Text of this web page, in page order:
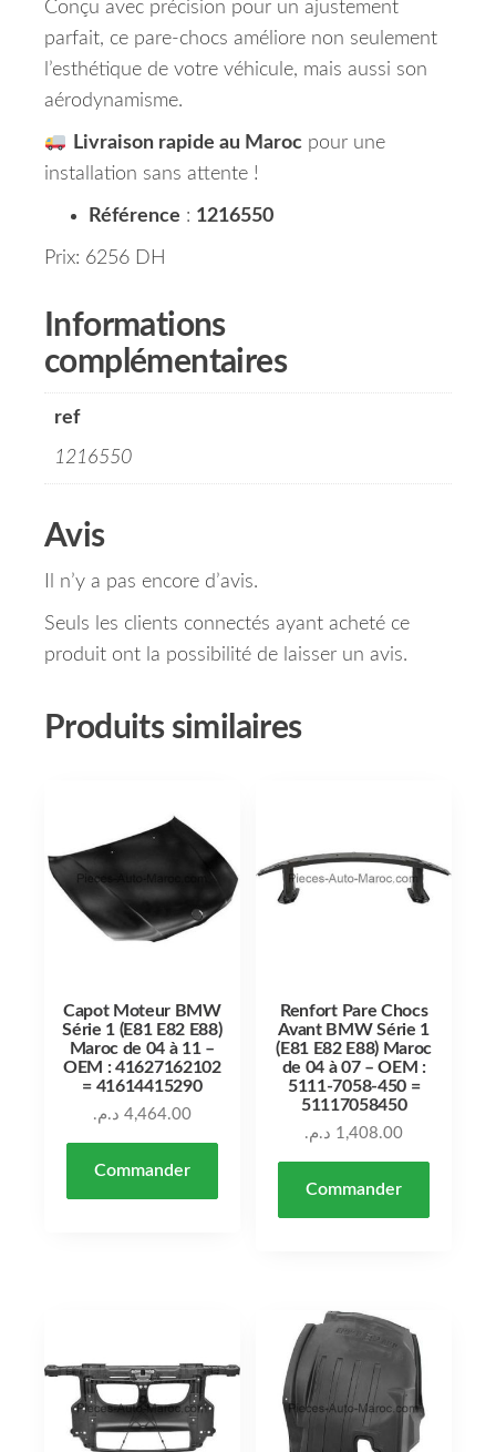
Conçu avec précision pour un ajustement
parfait, ce pare-chocs améliore non seulement
l’esthétique de votre véhicule, mais aussi son
aérodynamisme.
Livraison rapide au Marocpour une
installation sans attente !
Référence : 1216550
Prix: 6256 DH
Informations
complémentaires
ref
1216550
Avis
Il n’y a pas encore d’avis.
Seuls les clients connectés ayant acheté ce
produit ont la possibilité de laisser un avis.
Produits similaires
Capot Moteur BMW
Série 1 (E81 E82 E88)
Maroc de 04 à 11 –
OEM : 41627162102
= 41614415290
4,464.00 د.م.
Commander
Renfort Pare Chocs
Avant BMW Série 1
(E81 E82 E88) Maroc
de 04 à 07 – OEM :
5111-7058-450 =
51117058450
1,408.00 د.م.
Commander